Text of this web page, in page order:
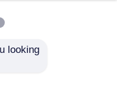
looking